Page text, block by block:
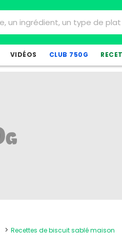
VIDÉOS CLUB 750G
Recettes de biscuit sablé maison